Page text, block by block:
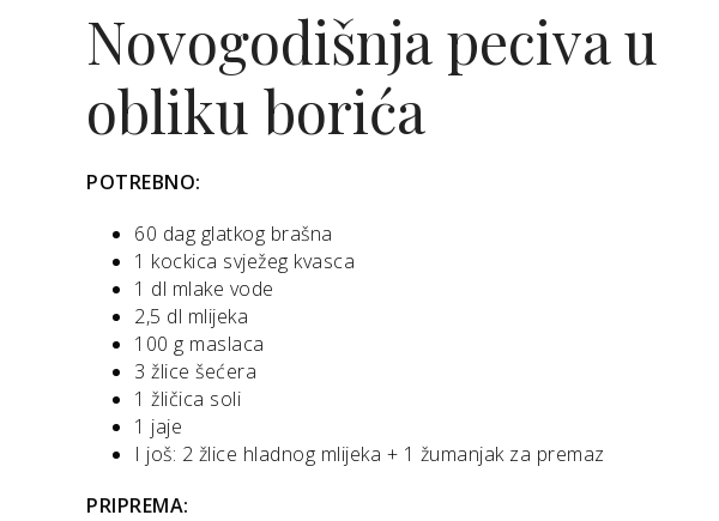
Novogodišnja peciva u
obliku borića
POTREBNO:
60 dag glatkog brašna
1 kockica svježeg kvasca
1 dl mlake vode
2,5 dl mlijeka
100 g maslaca
3 žlice šećera
1 žličica soli
1 jaje
I još: 2 žlice hladnog mlijeka + 1 žumanjak za premaz
PRIPREMA: